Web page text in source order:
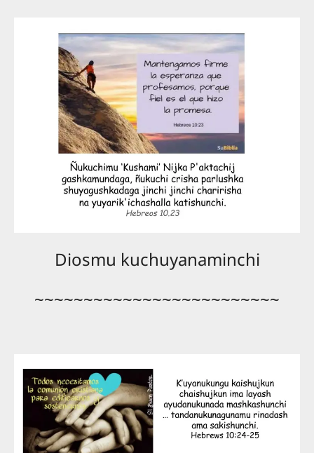
Diosmu kuchuyanaminchi
~~~~~~~~~~~~~~~~~~~~~~~~~